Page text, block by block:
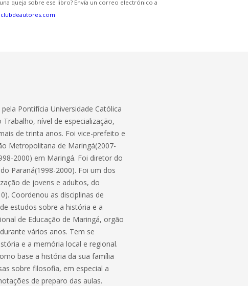
queja sobre ese libro? Envía un correo electrónico a
Pontifícia Universidade Católica
nível de especialização,
de trinta anos. Foi vice-prefeito e
Metropolitana de Maringá(2007-
2000) em Maringá. Foi diretor do
Paraná(1998-2000). Foi um dos
de jovens e adultos, do
Coordenou as disciplinas de
estudos sobre a história e a
de Educação de Maringá, orgão
vários anos. Tem se
e a memória local e regional.
base a história da sua família
sobre filosofia, em especial a
de preparo das aulas.